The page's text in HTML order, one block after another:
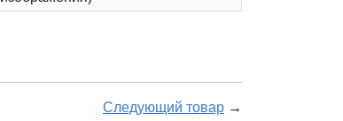
Следующий товар →